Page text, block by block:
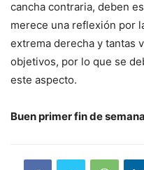
cancha contraria, deben
merece una reflexión por
extrema derecha y tantas
objetivos, por lo que se
este aspecto.
Buen primer fin de